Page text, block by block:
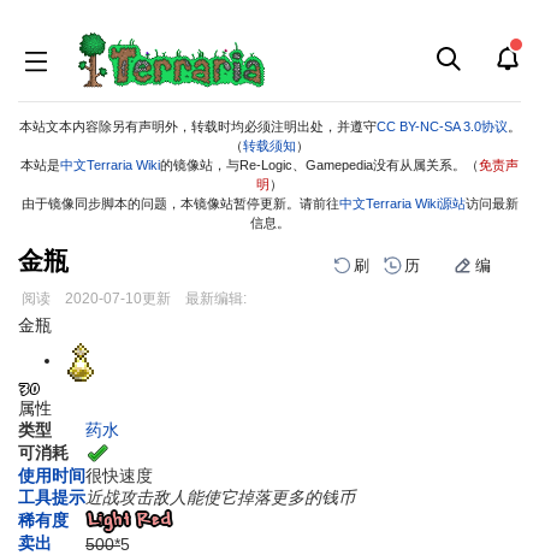
本站文本内容除另有声明外，转载时均必须注明出处，并遵守CC BY-NC-SA 3.0协议
（转载须知 ）
本站是中文Terraria Wiki的镜像站，与Re-Logic、Gamepedia没有从属关系。（免责声
明 ）
由于镜像同步脚本的问题，本镜像站暂停更新。请前往中文Terraria Wiki源站访问最新
信息。
金瓶 刷 历 编
阅读 2020-07-10更新 最新编辑:
跳
航
跳
索
金瓶
属性
类型
药水
可消耗
使用时间很快速度
工具提示近战攻击敌人能使它掉落更多的钱币
稀有度
卖出
500*5